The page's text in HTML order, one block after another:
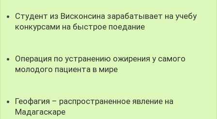
Студент из Висконсина зарабатывает на учебу
конкурсами на быстрое поедание
Операция по устранению ожирения у самого
молодого пациента в мире
Геофагия – распространенное явление на
Мадагаскаре